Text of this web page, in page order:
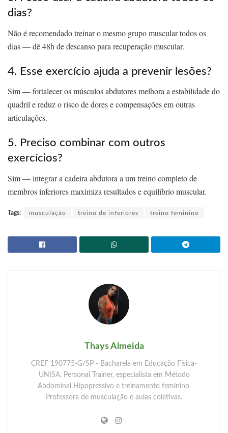
dias?
Não é recomendado treinar o mesmo grupo muscular todos os
dias — dê 48h de descanso para recuperação muscular.
4. Esse exercício ajuda a prevenir lesões?
Sim — fortalecer os músculos abdutores melhora a estabilidade do
quadril e reduz o risco de dores e compensações em outras
articulações.
5. Preciso combinar com outros
exercícios?
Sim — integrar a cadeira abdutora a um treino completo de
membros inferiores maximiza resultados e equilíbrio muscular.
Tags: musculação treino de inferiores treino feminino
Thays Almeida
CREF 190775-G/SP - Bacharela em Educação Física-
UNISA. Personal Trainer, especialista em Método
Abdominal Hipopressivo e treinamento feminino.
Professora de musculação e aulas coletivas.